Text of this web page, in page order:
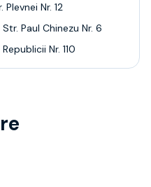
Plevnei Nr. 12
Str. Paul Chinezu Nr. 6
Nr. 110